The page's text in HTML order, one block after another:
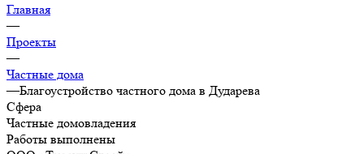
Главная
—
Проекты
—
Частные дома
—Благоустройство частного дома в Дударева
Сфера
Частные домовладения
Работы выполнены